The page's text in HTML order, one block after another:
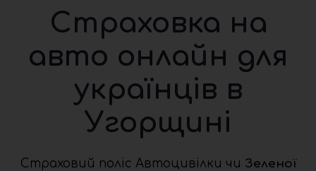
Страховка на
авто онлайн для
українців в
Угорщині
Страховий поліс Автоцивілки чи Зеленої